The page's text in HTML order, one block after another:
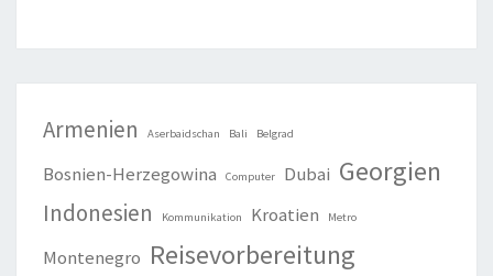
Armenien Aserbaidschan Bali Belgrad
Bosnien-Herzegowina Computer Dubai Georgien
Indonesien Kommunikation Kroatien Metro
Montenegro Reisevorbereitung